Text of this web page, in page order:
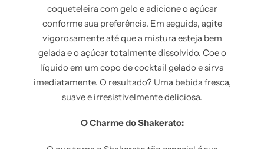
coqueteleira com gelo e adicione o açúcar
conforme sua preferência. Em seguida, agite
vigorosamente até que a mistura esteja bem
gelada e o açúcar totalmente dissolvido. Coe o
líquido em um copo de cocktail gelado e sirva
imediatamente. O resultado? Uma bebida fresca,
suave e irresistivelmente deliciosa.
O Charme do Shakerato: